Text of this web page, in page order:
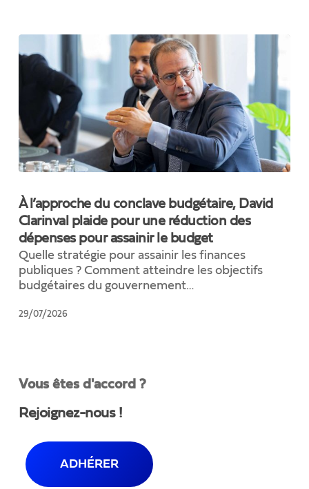
l’approche
du
conclave
budgétaire,
David
Clarinval
plaide
une
pour
assainir
le
budget
À l’approche du conclave budgétaire, David
Clarinval plaide pour une réduction des
dépenses pour assainir le budget
Quelle stratégie pour assainir les finances
publiques ? Comment atteindre les objectifs
budgétaires du gouvernement…
29/07/2026
Vous êtes d'accord ?
Rejoignez-nous !
ADHÉRER